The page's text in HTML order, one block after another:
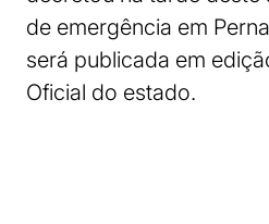
de emergência em
será publicada em
Oficial do estado.